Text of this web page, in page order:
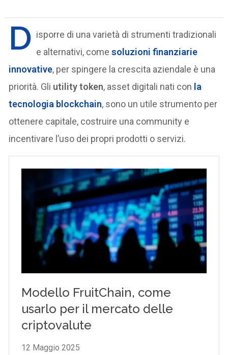
D isporre di una varietà di strumenti tradizionali
e alternativi, comesoluzioni finanziarie
innovative, per spingere la crescita aziendale è una
priorità. Gli utility token, asset digitali nati con la
tecnologia blockchain, sono un utile strumento per
ottenere capitale, costruire una community e
incentivare l’uso dei propri prodotti o servizi.